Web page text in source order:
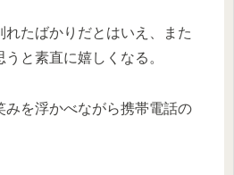
れたばかりだとはいえ、また
と素直に嬉しくなる。
みを浮かべながら携帯電話の